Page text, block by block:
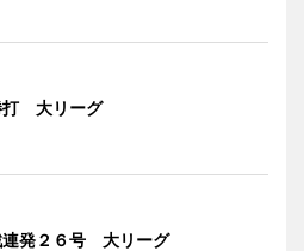
打 大リーグ
連発２６号 大リーグ